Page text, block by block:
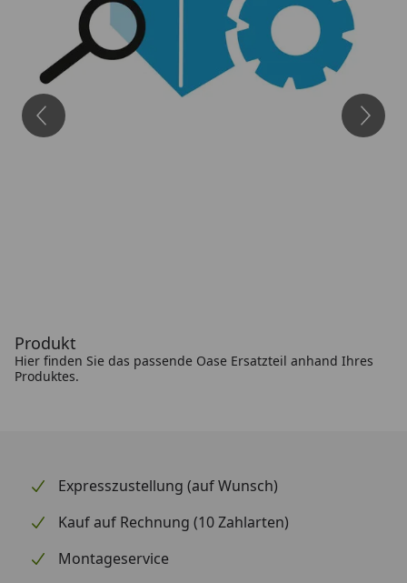
Produkt
Hier finden Sie das passende Oase Ersatzteil anhand Ihres
Produktes.
Expresszustellung (auf Wunsch)
Kauf auf Rechnung (10 Zahlarten)
Montageservice